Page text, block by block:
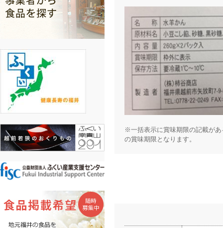
※一括表示に賞味期限の記載が
の賞味期限となります。